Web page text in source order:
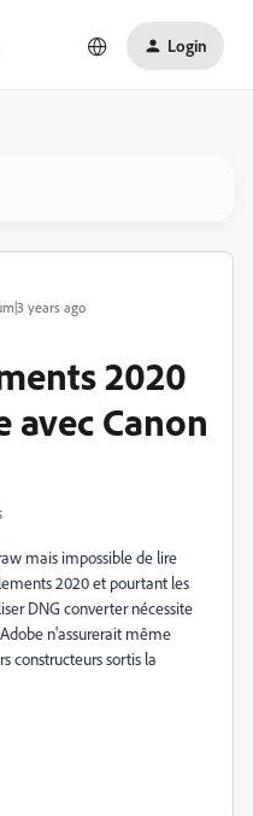
Login
years ago
2020
Canon
mais impossible de lire
2020 et pourtant les
DNG converter nécessite
n'assurerait même
constructeurs sortis la